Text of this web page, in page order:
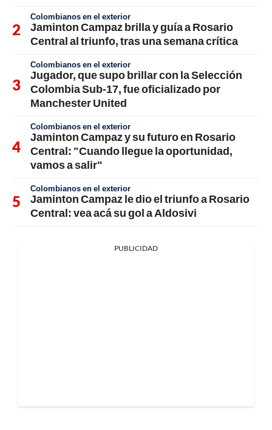
Colombianos en el exterior
Jaminton Campaz brilla y guía a Rosario
Central al triunfo, tras una semana crítica
Colombianos en el exterior
Jugador, que supo brillar con la Selección
Colombia Sub-17, fue oficializado por
Manchester United
Colombianos en el exterior
Jaminton Campaz y su futuro en Rosario
Central: "Cuando llegue la oportunidad,
vamos a salir"
Colombianos en el exterior
Jaminton Campaz le dio el triunfo a Rosario
Central: vea acá su gol a Aldosivi
PUBLICIDAD